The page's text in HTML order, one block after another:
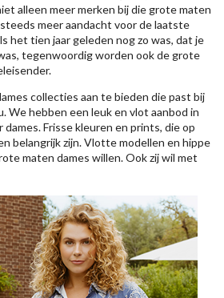
alleen meer merken bij die grote maten
meer aandacht voor de laatste
het tien jaar geleden nog zo was, dat je
tegenwoordig worden ook de grote
collecties aan te bieden die past bij
We hebben een leuk en vlot aanbod in
Frisse kleuren en prints, die op
belangrijk zijn. Vlotte modellen en hippe
maten dames willen. Ook zij wil met